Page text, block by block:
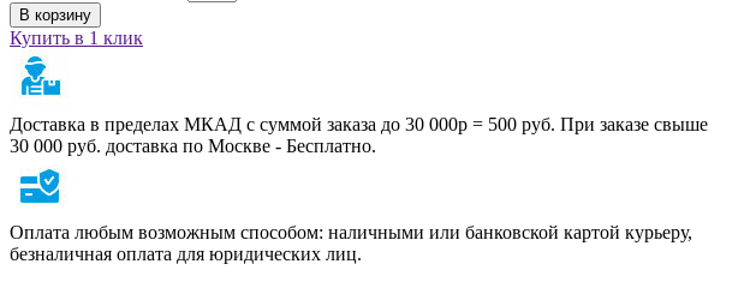
В корзину
Купить в 1 клик
Доставка в пределах МКАД с суммой заказа до 30 000р = 500 руб. При заказе свыше
30 000 руб. доставка по Москве - Бесплатно.
Оплата любым возможным способом: наличными или банковской картой курьеру,
безналичная оплата для юридических лиц.